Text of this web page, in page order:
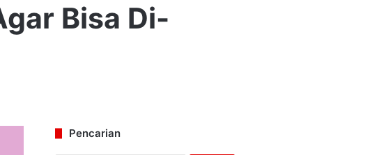
Bisa Di-
Pencarian